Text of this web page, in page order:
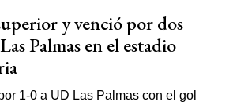
y venció por dos
Palmas en el estadio